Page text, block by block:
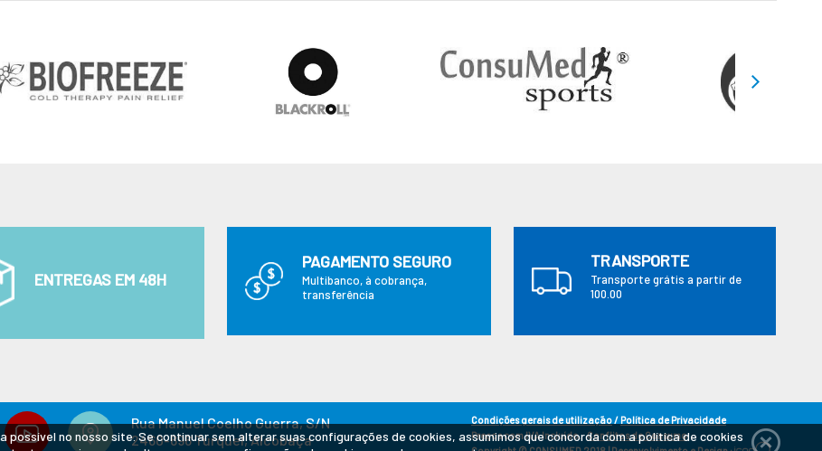
ENTREGAS EM 48H
PAGAMENTO SEGURO
Multibanco, à cobrança,
transferência
TRANSPORTE
Transporte grátis a partir de
100.00
Rua Manuel Coelho Guerra, S/N
2460-896 Turquel, Alcobaça
Condições gerais de utilização/Política de Privacidade
Preços com IVA Incluído. Conflitos de Consumo
no nosso site. Se continuar sem alterar suas configurações de cookies, assumimos que concorda com a política de cookies